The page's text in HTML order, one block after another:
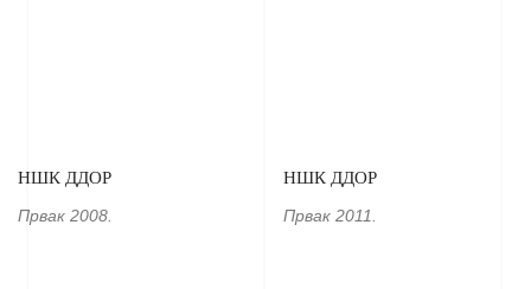
НШК ДДОР
Првак 2008.
НШК ДДОР
Првак 2011.